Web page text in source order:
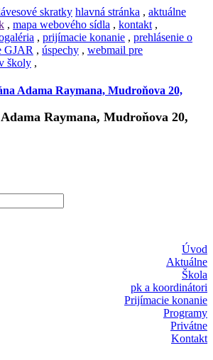
skratky hlavná stránka , aktuálne
, mapa webového sídla , kontakt ,
, prijímacie konanie , prehlásenie o
GJAR , úspechy , webmail pre
školy ,
Raymana, Mudroňova 20,
Úvod
Aktuálne
Škola
pk a koordinátori
Prijímacie konanie
Programy
Privátne
Kontakt